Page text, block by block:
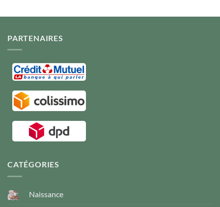
PARTENAIRES
CATÉGORIES
Naissance